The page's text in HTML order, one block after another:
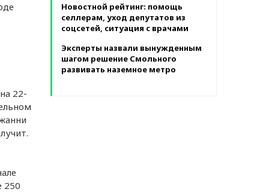
22-
250
Новостной рейтинг: помощь
селлерам, уход депутатов из
соцсетей, ситуация с врачами
Эксперты назвали вынужденным
шагом решение Смольного
развивать наземное метро